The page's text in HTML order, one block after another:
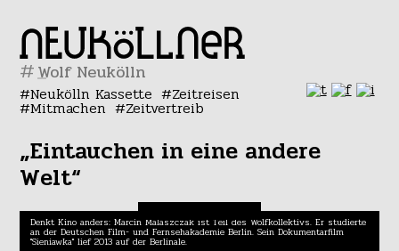
#
Neukölln Kassette Zeitreisen
Mitmachen Zeitvertreib
„Eintauchen in eine andere
Welt“
Denkt Kino anders: Marcin Malaszczak ist Teil des Wolfkollektivs. Er studierte
an der Deutschen Film- und Fernsehakademie Berlin. Sein Dokumentarfilm
"Sieniawka" lief 2013 auf der Berlinale.